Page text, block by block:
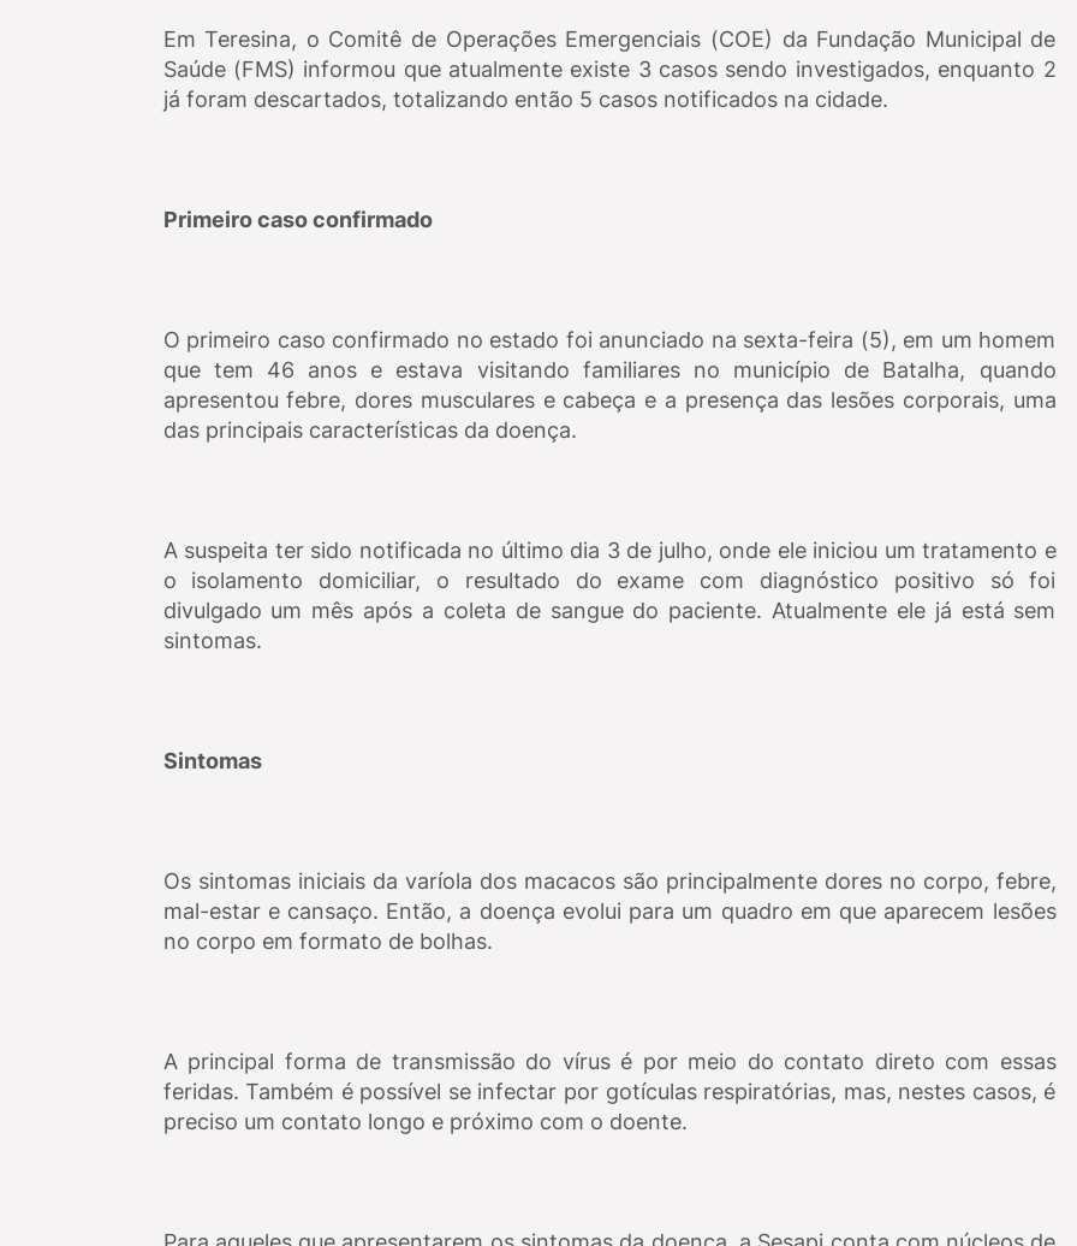
Em Teresina, o Comitê de Operações Emergenciais (COE) da Fundação Municipal de
Saúde (FMS) informou que atualmente existe 3 casos sendo investigados, enquanto 2
já foram descartados, totalizando então 5 casos notificados na cidade.
Primeiro caso confirmado
O primeiro caso confirmado no estado foi anunciado na sexta-feira (5), em um homem
que tem 46 anos e estava visitando familiares no município de Batalha, quando
apresentou febre, dores musculares e cabeça e a presença das lesões corporais, uma
das principais características da doença.
A suspeita ter sido notificada no último dia 3 de julho, onde ele iniciou um tratamento e
o isolamento domiciliar, o resultado do exame com diagnóstico positivo só foi
divulgado um mês após a coleta de sangue do paciente. Atualmente ele já está sem
sintomas.
Sintomas
Os sintomas iniciais da varíola dos macacos são principalmente dores no corpo, febre,
mal-estar e cansaço. Então, a doença evolui para um quadro em que aparecem lesões
no corpo em formato de bolhas.
A principal forma de transmissão do vírus é por meio do contato direto com essas
feridas. Também é possível se infectar por gotículas respiratórias, mas, nestes casos, é
preciso um contato longo e próximo com o doente.